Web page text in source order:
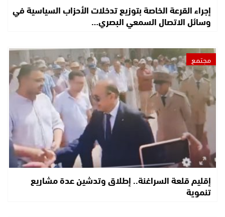
إجراء القرعة الخاصة بتوزيع تدخلات الأحزاب السياسية في
وسائل الاتصال السمعي البصري…
مجتمع
إقليم قلعة السراغنة.. إطلاق وتدشين عدة مشاريع
تنموية